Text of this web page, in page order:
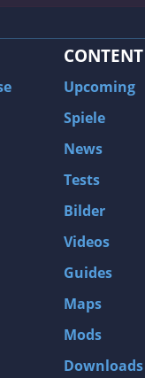
CONTENT
Upcoming
Spiele
News
Tests
Bilder
Videos
Guides
Maps
Mods
Downloads